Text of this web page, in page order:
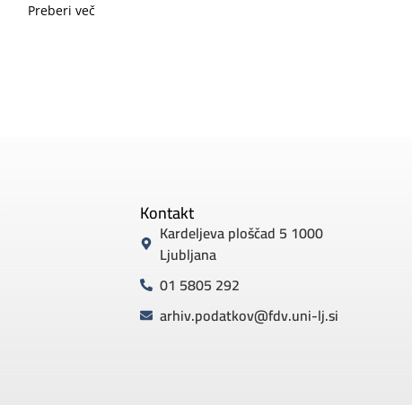
Preberi več
Kontakt
Kardeljeva ploščad 5 1000
Ljubljana
01 5805 292
arhiv.podatkov@fdv.uni-lj.si